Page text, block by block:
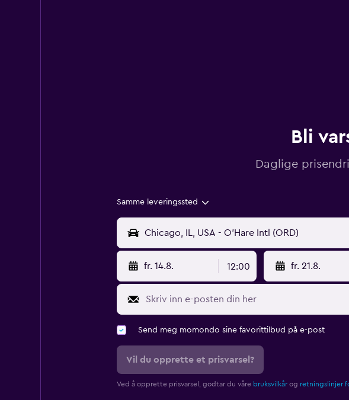
Bli
Daglige
Samme leveringssted
fr. 14.8. 12:00 fr. 21.8.
Send meg momondo sine favorittilbud på e-post
Vil du opprette et prisvarsel?
Ved å opprette prisvarsel, godtar du våre bruksvilkårog retningslinjer